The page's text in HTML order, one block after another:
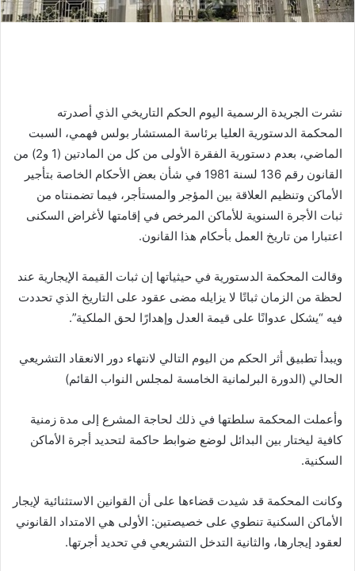
نشرت الجريدة الرسمية اليوم الحكم التاريخي الذي أصدرته
المحكمة الدستورية العليا برئاسة المستشار بولس فهمي، السبت
الماضي، بعدم دستورية الفقرة الأولى من كل من المادتين (1 و2) من
القانون رقم 136 لسنة 1981 في شأن بعض الأحكام الخاصة بتأجير
الأماكن وتنظيم العلاقة بين المؤجر والمستأجر، فيما تضمنتاه من
ثبات الأجرة السنوية للأماكن المرخص في إقامتها لأغراض السكنى
اعتبارا من تاريخ العمل بأحكام هذا القانون.
وقالت المحكمة الدستورية في حيثياتها إن ثبات القيمة الإيجارية عند
لحظة من الزمان ثباتًا لا يزايله مضى عقود على التاريخ الذي تحددت
فيه “يشكل عدوانًا على قيمة العدل وإهدارًا لحق الملكية”.
ويبدأ تطبيق أثر الحكم من اليوم التالي لانتهاء دور الانعقاد التشريعي
الحالي (الدورة البرلمانية الخامسة لمجلس النواب القائم)
وأعملت المحكمة سلطتها في ذلك لحاجة المشرع إلى مدة زمنية
كافية ليختار بين البدائل لوضع ضوابط حاكمة لتحديد أجرة الأماكن
السكنية.
وكانت المحكمة قد شيدت قضاءها على أن القوانين الاستثنائية لإيجار
الأماكن السكنية تنطوي على خصيصتين: الأولى هي الامتداد القانوني
لعقود إيجارها، والثانية التدخل التشريعي في تحديد أجرتها.